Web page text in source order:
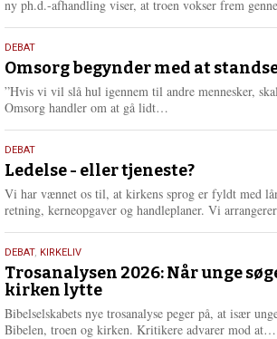
ny ph.d.-afhandling viser, at troen vokser frem
9.
juli
2026
DEBAT
Omsorg begynder med at
”Hvis vi vil slå hul igennem til andre mennesker,
Omsorg handler om at gå lidt…
e
e
10.
juni
2026
DEBAT
Ledelse - eller tjeneste?
Vi har vænnet os til, at kirkens sprog er fyldt med
retning, kerneopgaver og handleplaner. Vi
2.
juni
2026
DEBAT, KIRKELIV
Trosanalysen 2026: Når unge
kirken lytte
Bibelselskabets nye trosanalyse peger på, at især
Bibelen, troen og kirken. Kritikere advarer mod at…